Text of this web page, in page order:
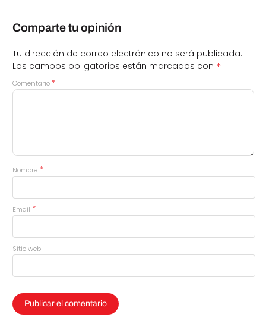
Comparte tu opinión
Tu dirección de correo electrónico no será publicada.
Los campos obligatorios están marcados con *
Comentario *
Nombre *
Email *
Sitio web